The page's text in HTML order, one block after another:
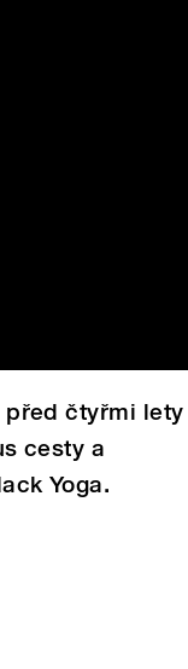
před čtyřmi lety
cesty a
Yoga.